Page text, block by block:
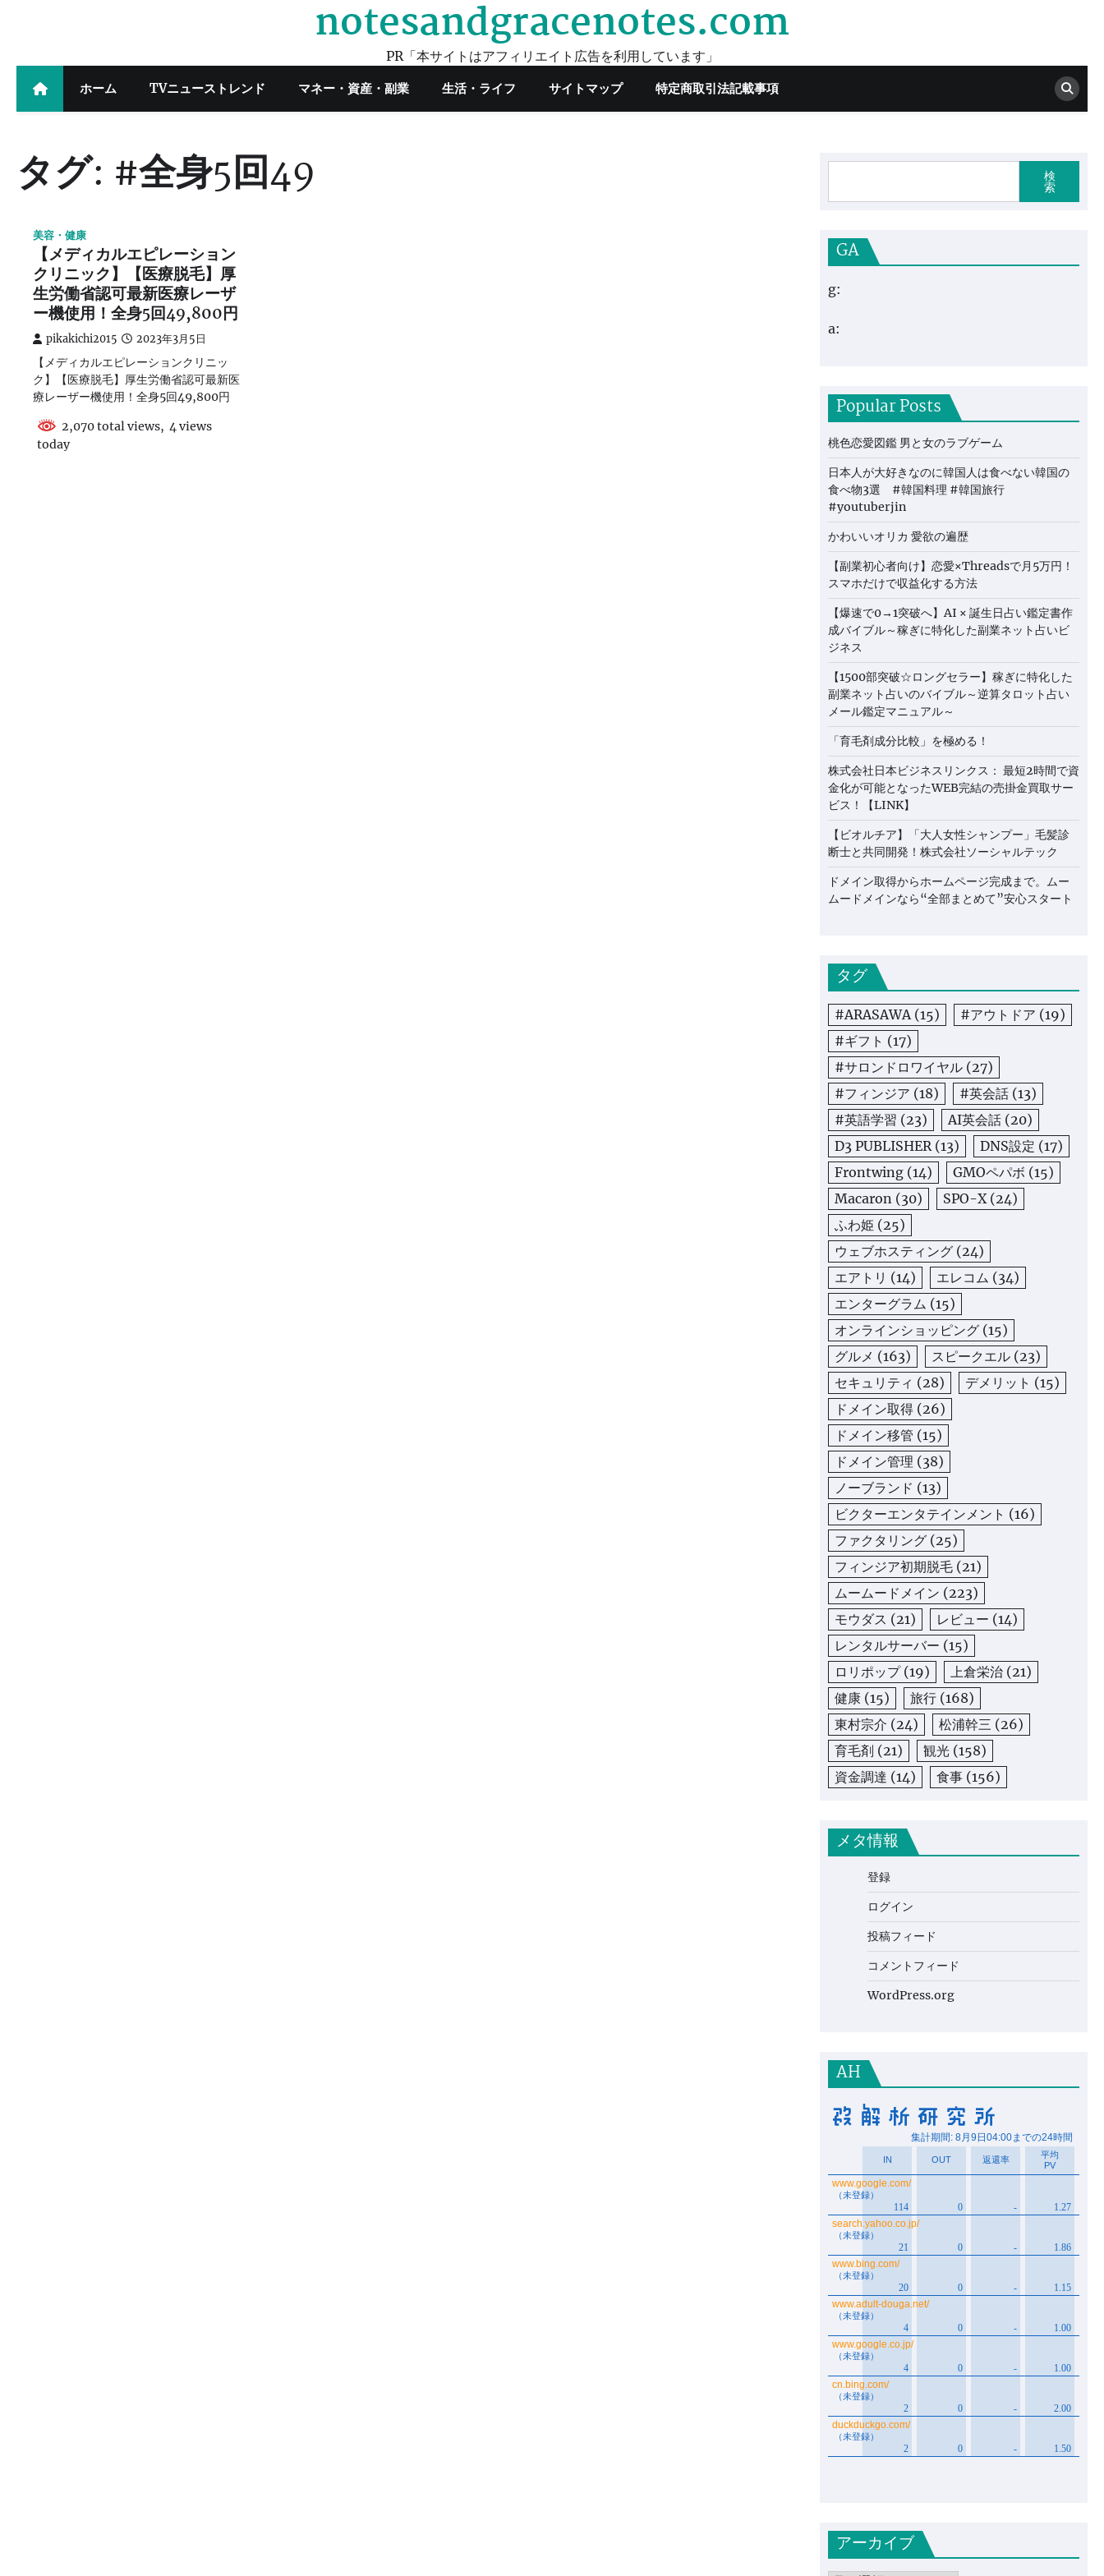
notesandgracenotes.com
PR「本サイトはアフィリエイト広告を利用しています」
ホーム TVニューストレンド マネー・資産・副業 生活・ライフ サイトマップ 特定商取引法記載事項
タグ: #全身5回49
美容・健康
【メディカルエピレーション
クリニック】【医療脱毛】厚
生労働省認可最新医療レーザ
ー機使用！全身5回49,800円
pikakichi2015 2023年3月5日
【メディカルエピレーションクリニッ
ク】【医療脱毛】厚生労働省認可最新医
療レーザー機使用！全身5回49,800円
2,070 total views, 4 views
today
検
索
GA
g:
a:
Popular Posts
桃色恋愛図鑑 男と女のラブゲーム
日本人が大好きなのに韓国人は食べない韓国の
食べ物3選 #韓国料理 #韓国旅行
#youtuberjin
かわいいオリカ 愛欲の遍歴
【副業初心者向け】恋愛×Threadsで月5万円！
スマホだけで収益化する方法
【爆速で0→1突破へ】AI × 誕生日占い鑑定書作
成バイブル～稼ぎに特化した副業ネット占いビ
ジネス
【1500部突破☆ロングセラー】稼ぎに特化した
副業ネット占いのバイブル～逆算タロット占い
メール鑑定マニュアル～
「育毛剤成分比較」を極める！
株式会社日本ビジネスリンクス： 最短2時間で資
金化が可能となったWEB完結の売掛金買取サー
ビス！【LINK】
【ビオルチア】「大人女性シャンプー」毛髪診
断士と共同開発！株式会社ソーシャルテック
ドメイン取得からホームページ完成まで。ムー
ムードメインなら“全部まとめて”安心スタート
タグ
#ARASAWA(15) #アウトドア (19)
#ギフト (17)
#サロンドロワイヤル (27)
#フィンジア (18) #英会話 (13)
#英語学習 (23) AI英会話 (20)
D3 PUBLISHER(13) DNS設定 (17)
Frontwing (14) GMOペパボ (15)
Macaron (30) SPO-X(24)
ふわ姫 (25)
ウェブホスティング (24)
エアトリ (14) エレコム (34)
エンターグラム (15)
オンラインショッピング (15)
グルメ (163) スピークエル (23)
セキュリティ (28) デメリット (15)
ドメイン取得 (26)
ドメイン移管 (15)
ドメイン管理 (38)
ノーブランド (13)
ビクターエンタテインメント (16)
ファクタリング (25)
フィンジア初期脱毛 (21)
ムームードメイン (223)
モウダス (21) レビュー (14)
レンタルサーバー (15)
ロリポップ(19) 上倉栄治 (21)
健康 (15) 旅行 (168)
東村宗介 (24) 松浦幹三 (26)
育毛剤 (21) 観光 (158)
資金調達 (14) 食事 (156)
メタ情報
登録
ログイン
投稿フィード
コメントフィード
WordPress.org
AH
アーカイブ